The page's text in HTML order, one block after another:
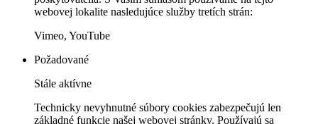
webovej lokalite nasledujúce služby tretích strán:
Vimeo, YouTube
Požadované
Stále aktívne
Technicky nevyhnutné súbory cookies zabezpečujú len
základné funkcie našej webovej stránky. Používajú sa